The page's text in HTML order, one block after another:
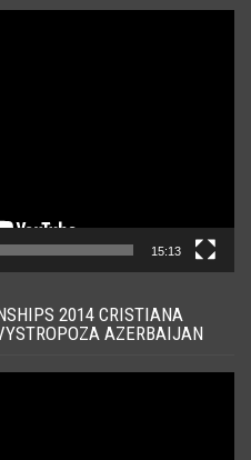
15:13
2014 CRISTIANA
AZERBAIJAN